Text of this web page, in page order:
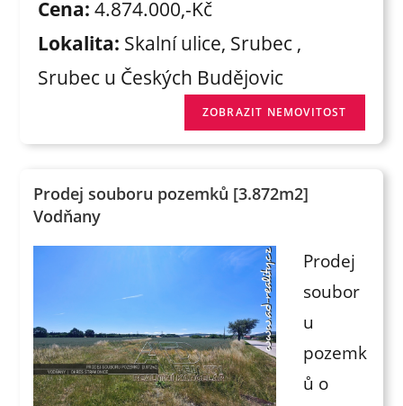
Cena: 4.874.000,-Kč
Lokalita: Skalní ulice, Srubec ,
Srubec u Českých Budějovic
Prodej souboru pozemků [3.872m2]
Vodňany
Prodej
soubor
u
pozemk
ů o